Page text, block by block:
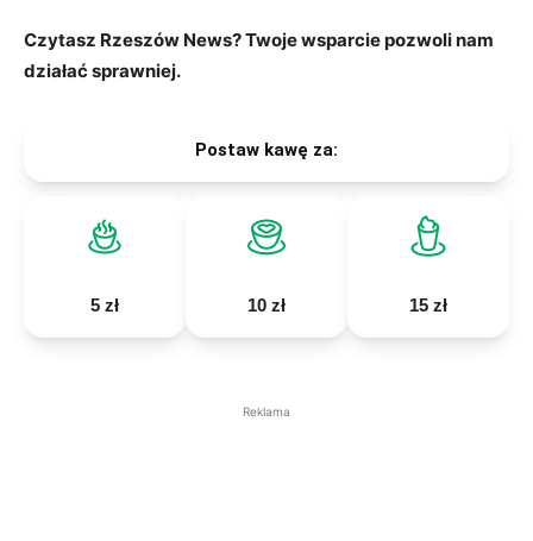
Czytasz Rzeszów News? Twoje wsparcie pozwoli nam
działać sprawniej.
Postaw kawę za:
5 zł 10 zł 15 zł
Reklama